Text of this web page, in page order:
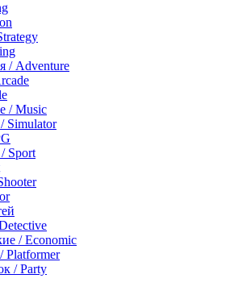
/ Adventure
/ Music
Simulator
Sport
/ Economic
Platformer
/ Party